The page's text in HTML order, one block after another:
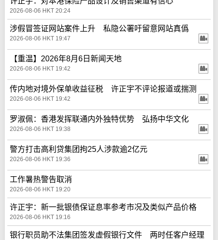
2026-08-06 HKT 20:24
涉假冒签证网站案件上升 私隐公署吁留意网站真僞
2026-08-06 HKT 19:47
【重温】2026年8月6日新闻天地
2026-08-06 HKT 19:42
传内地对境外保单收益征税 许正宇不评论报道或揣测
2026-08-06 HKT 19:42
罗淑佩：香港发挥联通内外独特优势 弘扬中华文化
2026-08-06 HKT 19:38
警方打击高利贷集团拘25人涉款逾2亿元
2026-08-06 HKT 19:36
工作暑热警告取消
2026-08-06 HKT 19:20
许正宇：新一批银债保证息率参考市况及类似产品价格
2026-08-06 HKT 19:16
银行职员助不法集团签发虚假银行文件 两时任客户经理